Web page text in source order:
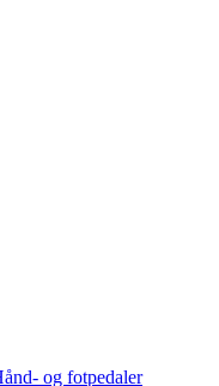
og fotpedaler